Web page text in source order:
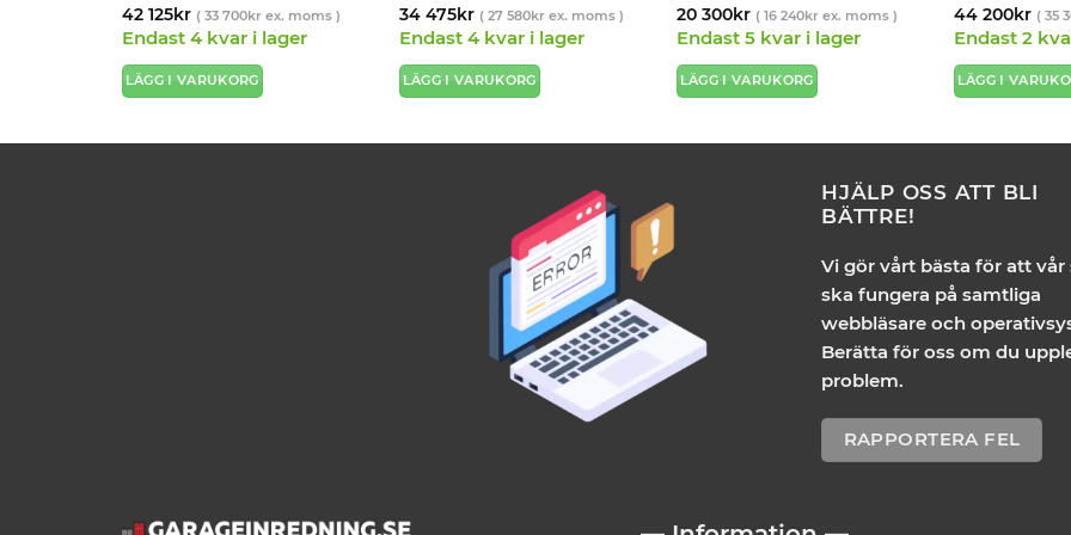
42 125kr ( 33 700krex. moms )
Endast 4 kvar i lager
LÄGG I VARUKORG
34 475kr ( 27 580krex. moms )
Endast 4 kvar i lager
LÄGG I VARUKORG
20 300kr ( 16 240krex. moms )
Endast 5 kvar i lager
LÄGG I VARUKORG
44 200kr ( 35
Endast 2
LÄGG I
HJÄLP OSS ATT BLI
BÄTTRE!
Vi gör vårt bästa för att vår
ska fungera på samtliga
webbläsare och
Berätta för oss om du
problem.
RAPPORTERA FEL